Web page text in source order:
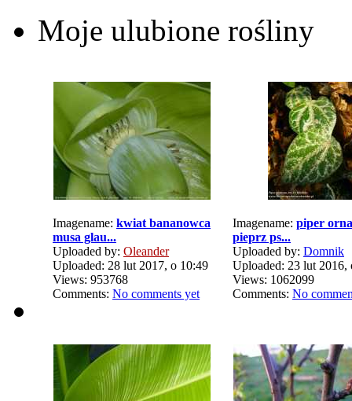
Moje ulubione rośliny
Imagename: kwiat bananowca
musa glau...
Uploaded by: Oleander
Uploaded: 28 lut 2017, o 10:49
Views: 953768
Comments: No comments yet
Imagename: piper
pieprz ps...
Uploaded by: Domnik
Uploaded: 23 lut 2016,
Views: 1062099
Comments: No